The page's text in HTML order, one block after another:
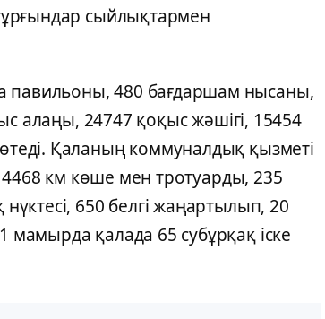
сыйлықтармен
480 бағдаршам нысаны,
алаңы, 24747 қоқыс жәшігі, 15454
Қаланың коммуналдық қызметі
4468 км көше мен тротуарды, 235
650 белгі жаңартылып, 20
қалада 65 субұрқақ іске